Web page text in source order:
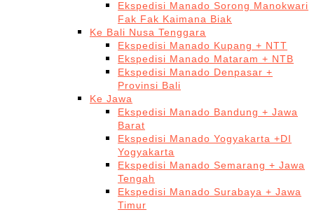
Ekspedisi Manado Sorong Manokwari
Fak Fak Kaimana Biak
Ke Bali Nusa Tenggara
Ekspedisi Manado Kupang + NTT
Ekspedisi Manado Mataram + NTB
Ekspedisi Manado Denpasar +
Provinsi Bali
Ke Jawa
Ekspedisi Manado Bandung + Jawa
Barat
Ekspedisi Manado Yogyakarta +DI
Yogyakarta
Ekspedisi Manado Semarang + Jawa
Tengah
Ekspedisi Manado Surabaya + Jawa
Timur